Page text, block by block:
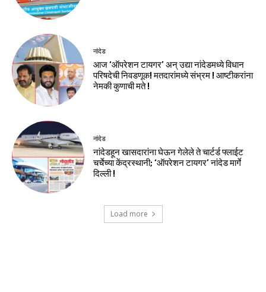
नांदेड
आज ‘ऑपरेशन टायगर’ अन् उद्या नांदेडमध्ये विधान
परिषदेची निवडणूक! मतदारांमध्ये संभ्रम ! आष्टीकरांना
नेमकी कुणाची मते !
नांदेड
नांदेडहून खासदारांना घेऊन गेलेले ते चार्टर्ड फ्लाईट
चर्चेच्या केंद्रस्थानी; ‘ऑपरेशन टायगर’ नांदेड मार्गे
दिल्ली !
Load more